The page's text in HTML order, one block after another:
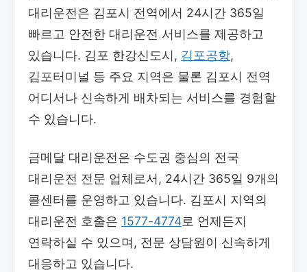
대리운전은 김포시 전역에서 24시간 365일
빠르고 안전한 대리운전 서비스를 제공하고
있습니다. 김포 한강신도시, 김포공항,
김포터미널 등 주요 지역은 물론 김포시 전역
어디서나 신속하게 배차되는 서비스를 경험할
수 있습니다.
금메달 대리운전은 수도권 중심의 전국
대리운전 전문 업체로서, 24시간 365일 9개의
콜센터를 운영하고 있습니다. 김포시 지역의
대리운전 호출은 1577-4774로 언제든지
연락하실 수 있으며, 전문 상담원이 신속하게
대응하고 있습니다.